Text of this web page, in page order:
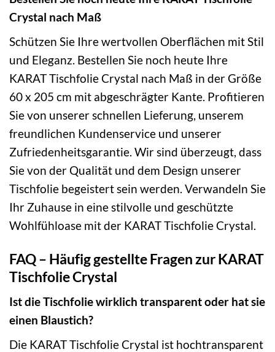
Crystal nach Maß
Schützen Sie Ihre wertvollen Oberflächen mit Stil
und Eleganz. Bestellen Sie noch heute Ihre
KARAT Tischfolie Crystal nach Maß in der Größe
60 x 205 cm mit abgeschrägter Kante. Profitieren
Sie von unserer schnellen Lieferung, unserem
freundlichen Kundenservice und unserer
Zufriedenheitsgarantie. Wir sind überzeugt, dass
Sie von der Qualität und dem Design unserer
Tischfolie begeistert sein werden. Verwandeln Sie
Ihr Zuhause in eine stilvolle und geschützte
Wohlfühloase mit der KARAT Tischfolie Crystal.
FAQ – Häufig gestellte Fragen zur KARAT
Tischfolie Crystal
Ist die Tischfolie wirklich transparent oder hat sie
einen Blaustich?
Die KARAT Tischfolie Crystal ist hochtransparent